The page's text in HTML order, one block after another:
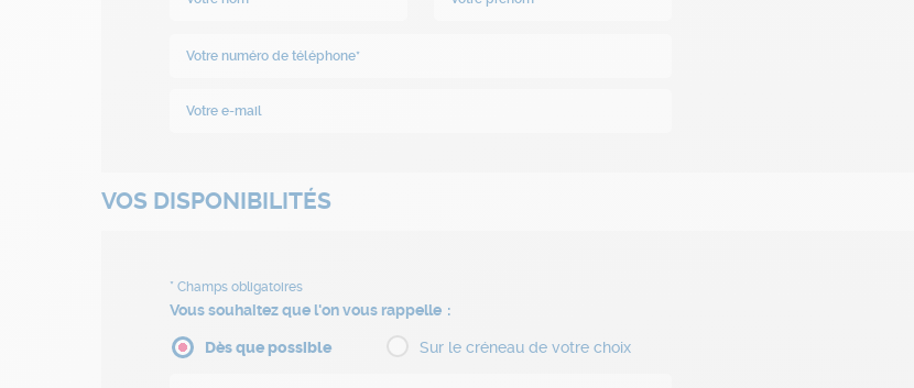
VOS DISPONIBILITÉS
Vous souhaitez que l'on vous rappelle
Dès que possible Sur le créneau de votre choix